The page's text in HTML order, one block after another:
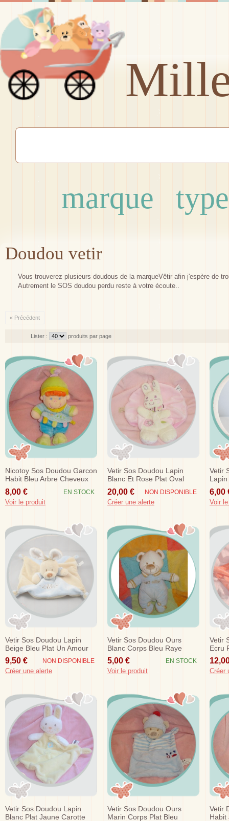
marque type
Doudou vetir
Vous trouverez plusieurs doudous de la marqueVêtir afin j'espère de
Autrement le SOS doudou perdu reste à votre écoute..
« Précédent
Lister : produits par page
Nicotoy Sos Doudou Garcon
Habit Bleu Arbre Cheveux
Orange
8,00 € EN STOCK
Voir le produit
Vetir Sos Doudou Lapin
Blanc Et Rose Plat Oval
Nicotoy
20,00 € NON DISPONIBLE
Créer une alerte
Vetir
6,00
Voir
Vetir Sos Doudou Lapin
Beige Bleu Plat Un Amour
9,50 € NON DISPONIBLE
Créer une alerte
Vetir Sos Doudou Ours
Blanc Corps Bleu Raye
Beige Calin
5,00 € EN STOCK
Voir le produit
Vetir
Ecru
Créer
Vetir Sos Doudou Lapin
Blanc Plat Jaune Carotte
Vetir Sos Doudou Ours
Marin Corps Plat Bleu
Vetir
Habit